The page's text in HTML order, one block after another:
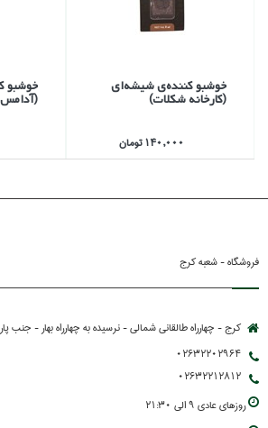
خوشبو كننده‌ي شيشه‌اي
(كارخانه شكلات)
140,000 تومان
خوشبو
فروشگاه - شعبه کرج
کرج - چهارراه طالقانی شمالی - نرسیده به چهارراه بهار - جنب
02632202964
02632212812
روزهاي عادي 9 الي 21:30